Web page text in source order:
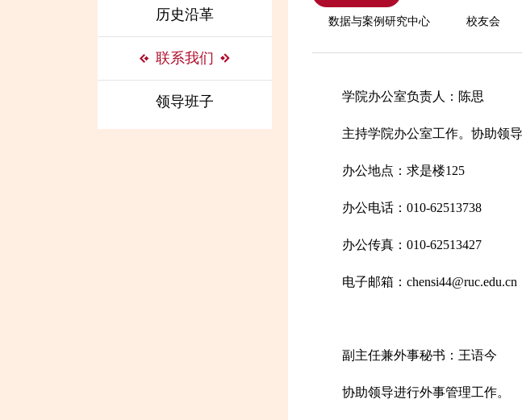
历史沿革
联系我们
领导班子
数据与案例研究中心 校友会
学院办公室负责人：陈思
主持学院办公室工作。协助领
办公地点：求是楼125
办公电话：010-62513738
办公传真：010-62513427
电子邮箱：chensi44@ruc.edu.cn
副主任兼外事秘书：王语今
协助领导进行外事管理工作。